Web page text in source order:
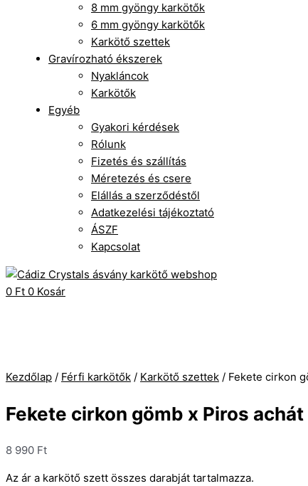
8 mm gyöngy karkötők
6 mm gyöngy karkötők
Karkötő szettek
Gravírozható ékszerek
Nyakláncok
Karkötők
Egyéb
Gyakori kérdések
Rólunk
Fizetés és szállítás
Méretezés és csere
Elállás a szerződéstől
Adatkezelési tájékoztató
ÁSZF
Kapcsolat
0 Ft 0 Kosár
Kezdőlap / Férfi karkötők / Karkötő szettek / Fekete cirkon
Fekete cirkon gömb x Piros
8 990 Ft
Az ár a karkötő szett összes darabját tartalmazza.